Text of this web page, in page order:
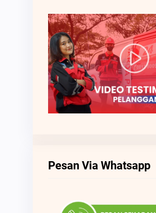
Pesan Via Whatsapp